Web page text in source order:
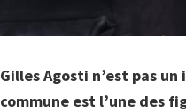
Gilles Agosti n’est pas
commune est l’une des